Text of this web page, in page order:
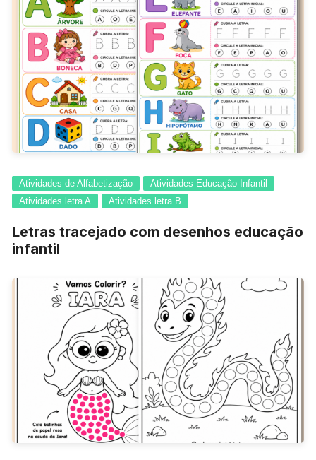
Atividades de Alfabetização
Atividades Educação Infantil
Atividades letra A
Atividades letra B
Letras tracejado com desenhos educação
infantil